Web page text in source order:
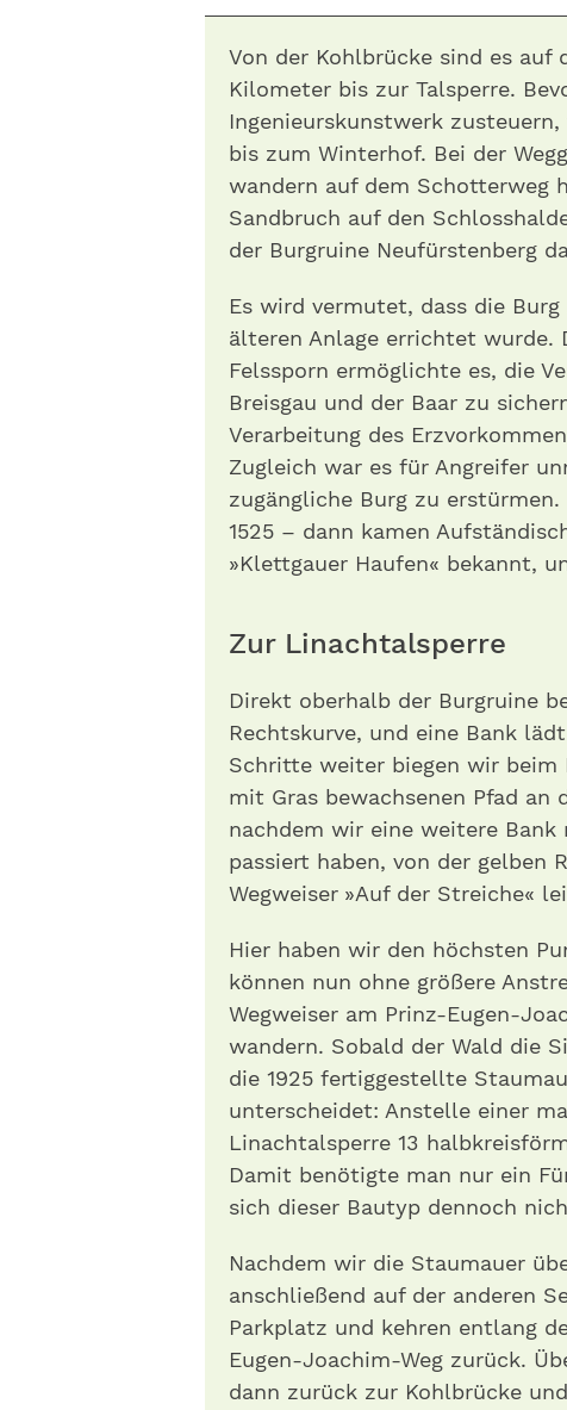
Von der Kohlbrücke sind es auf
Kilometer bis zur Talsperre.
Ingenieurskunstwerk
bis zum Winterhof. Bei der
wandern auf dem Schotterweg
Sandbruch auf den
der Burgruine Neufürstenberg
Es wird vermutet, dass die
älteren Anlage errichtet wurde.
Felssporn ermöglichte es, die
Breisgau und der Baar zu
Verarbeitung des
Zugleich war es für Angreifer
zugängliche Burg zu
1525 – dann kamen
»Klettgauer Haufen« bekannt,
Zur Linachtalsperre
Direkt oberhalb der Burgruine
Rechtskurve, und eine Bank
Schritte weiter biegen wir beim
mit Gras bewachsenen Pfad an
nachdem wir eine weitere
passiert haben, von der gelben
Wegweiser »Auf der Streiche«
Hier haben wir den höchsten
können nun ohne größere
Wegweiser am Prinz-Eugen-
wandern. Sobald der Wald die
die 1925 fertiggestellte
unterscheidet: Anstelle einer
Linachtalsperre 13
Damit benötigte man nur ein
sich dieser Bautyp dennoch
Nachdem wir die Staumauer
anschließend auf der anderen
Parkplatz und kehren entlang
Eugen-Joachim-Weg zurück.
dann zurück zur Kohlbrücke